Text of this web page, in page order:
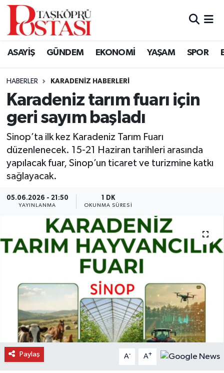
ASAYİŞ GÜNDEM EKONOMİ YAŞAM SPOR
HABERLER KARADENIZ HABERLERI
Karadeniz tarım fuarı için
geri sayım başladı
Sinop’ta ilk kez Karadeniz Tarım Fuarı
düzenlenecek. 15-21 Haziran tarihleri arasında
yapılacak fuar, Sinop’un ticaret ve turizmine katkı
sağlayacak.
05.06.2026 - 21:50
YAYINLANMA
1 DK
OKUNMA SÜRESI
Paylaş A- A+
Kastamonu Vefat Edenler
Araç Haberleri
Azdavay Haberleri
Bozkurt Haberleri
Cide Haberleri
Daday Haberleri
Devrekani Haberleri
Doğanyurt Haberleri
Hanönü Haberleri
İhsangazi Haberleri